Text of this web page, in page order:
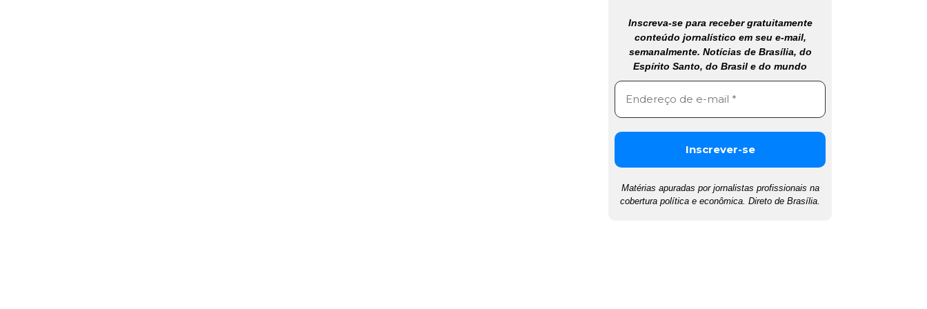
Inscreva-se para receber gratuitamente
conteúdo jornalístico em seu e-mail,
semanalmente. Notícias de Brasília, do
Espírito Santo, do Brasil e do mundo
Matérias apuradas por jornalistas profissionais na
cobertura política e econômica. Direto de Brasília.